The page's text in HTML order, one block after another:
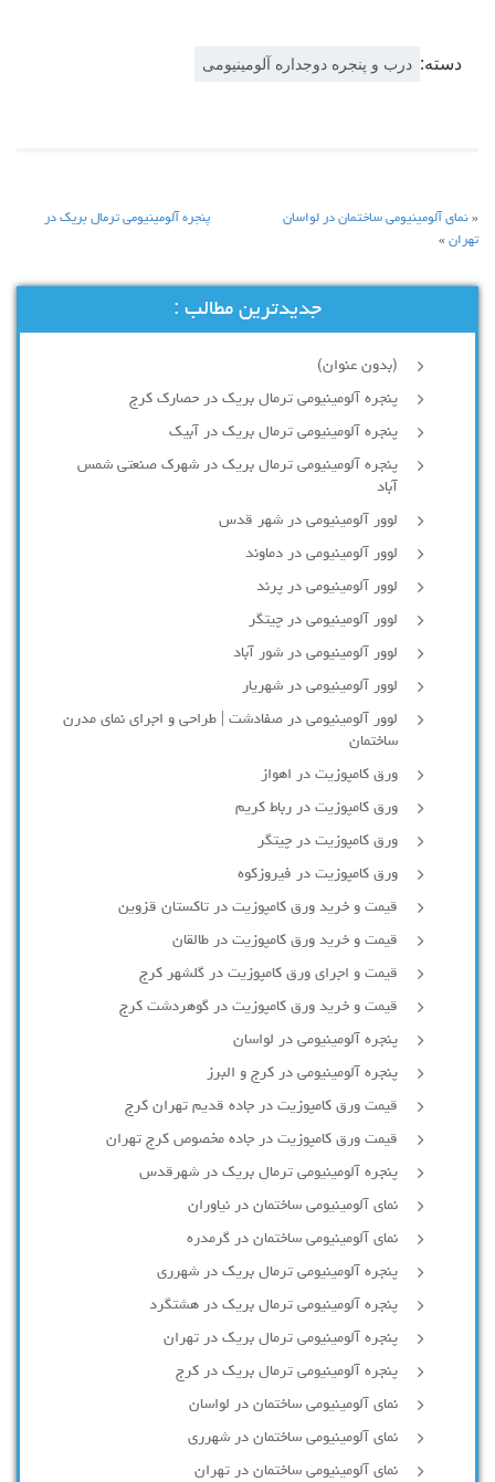
دسته: درب و پنجره دوجداره آلومینیومی
« نمای آلومینیومی ساختمان در لواسان
پنجره آلومینیومی ترمال بریک در
تهران »
جدیدترین مطالب :
(بدون عنوان)
پنجره آلومینیومی ترمال بریک در حصارک کرج
پنجره آلومینیومی ترمال بریک در آبیک
پنجره آلومینیومی ترمال بریک در شهرک صنعتی شمس
آباد
لوور آلومینیومی در شهر قدس
لوور آلومینیومی در دماوند
لوور آلومینیومی در پرند
لوور آلومینیومی در چیتگر
لوور آلومینیومی در شور آباد
لوور آلومينيومي در شهريار
لوور آلومینیومی در صفادشت | طراحی و اجرای نمای مدرن
ساختمان
ورق کامپوزیت در اهواز
ورق کامپوزیت در رباط کریم
ورق کامپوزیت در چیتگر
ورق کامپوزیت در فیروزکوه
قیمت و خرید ورق کامپوزیت در تاکستان قزوین
قیمت و خرید ورق کامپوزیت در طالقان
قیمت و اجرای ورق کامپوزیت در گلشهر کرج
قیمت و خرید ورق کامپوزیت در گوهردشت کرج
پنجره آلومینیومی در لواسان
پنجره آلومینیومی در کرج و البرز
قیمت ورق کامپوزیت در جاده قدیم تهران کرج
قیمت ورق کامپوزیت در جاده مخصوص کرج تهران
پنجره آلومینیومی ترمال بریک در شهرقدس
نمای آلومینیومی ساختمان در نیاوران
نمای آلومینیومی ساختمان در گرمدره
پنجره آلومینیومی ترمال بریک در شهرری
پنجره آلومینیومی ترمال بریک در هشتگرد
پنجره آلومینیومی ترمال بریک در تهران
پنجره آلومینیومی ترمال بریک در کرج
نمای آلومینیومی ساختمان در لواسان
نمای آلومینیومی ساختمان در شهرری
نمای آلومینیومی ساختمان در تهران